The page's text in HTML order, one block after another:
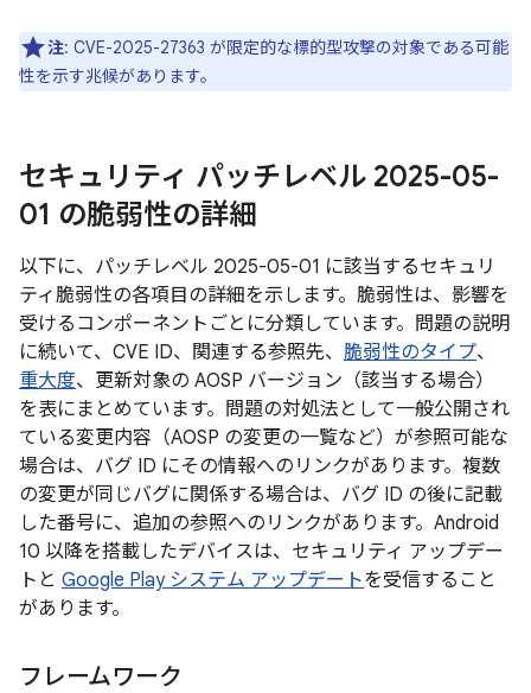
注: CVE-2025-27363 が限定的な標的型攻撃の対象である可能
性を示す兆候があります。
セキュリティ パッチレベル 2025-05-
01 の脆弱性の詳細
以下に、パッチレベル 2025-05-01 に該当するセキュリ
ティ脆弱性の各項目の詳細を示します。脆弱性は、影響を
受けるコンポーネントごとに分類しています。問題の説明
に続いて、CVE ID、関連する参照先、 脆弱性のタイプ、
重大度、更新対象の AOSP バージョン（該当する場合）
を表にまとめています。問題の対処法として一般公開され
ている変更内容（AOSP の変更の一覧など）が参照可能な
場合は、バグ ID にその情報へのリンクがあります。複数
の変更が同じバグに関係する場合は、バグ ID の後に記載
した番号に、追加の参照へのリンクがあります。Android
10 以降を搭載したデバイスは、セキュリティ アップデー
トと Google Play システム アップデートを受信すること
があります。
フレームワーク